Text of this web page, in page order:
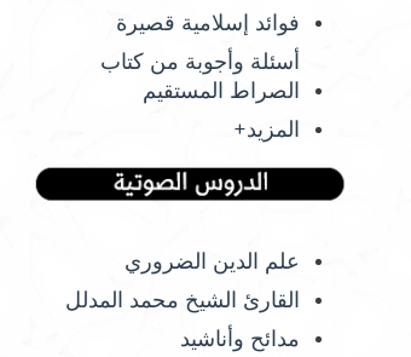
فوائد إسلامية قصيرة
أسئلة وأجوبة من كتاب
الصراط المستقيم
المزيد+
علم الدين الضروري
القارئ الشيخ محمد المدلل
مدائح وأناشيد